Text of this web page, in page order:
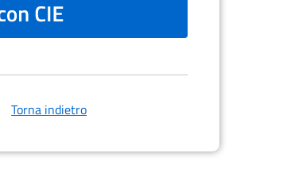
Torna indietro